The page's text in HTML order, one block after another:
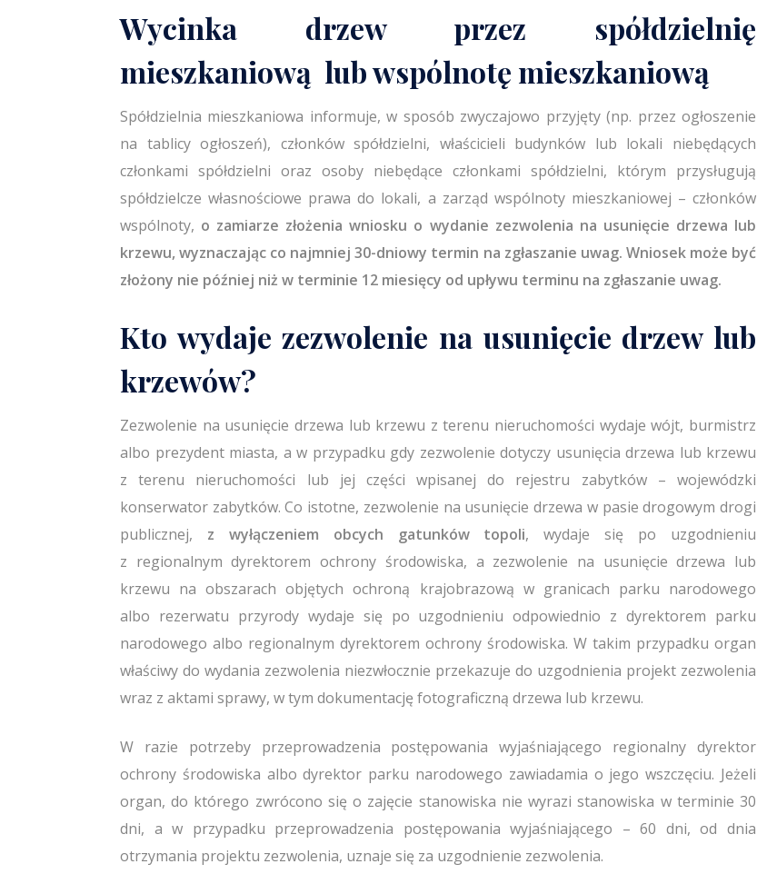
Wycinka drzew przez spółdzielnię
mieszkaniową lub wspólnotę mieszkaniową
Spółdzielnia mieszkaniowa informuje, w sposób zwyczajowo przyjęty (np. przez ogłoszenie
na tablicy ogłoszeń), członków spółdzielni, właścicieli budynków lub lokali niebędących
członkami spółdzielni oraz osoby niebędące członkami spółdzielni, którym przysługują
spółdzielcze własnościowe prawa do lokali, a zarząd wspólnoty mieszkaniowej – członków
wspólnoty, o zamiarze złożenia wniosku o wydanie zezwolenia na usunięcie drzewa lub
krzewu, wyznaczając co najmniej 30-dniowy termin na zgłaszanie uwag. Wniosek może być
złożony nie później niż w terminie 12 miesięcy od upływu terminu na zgłaszanie uwag.
Kto wydaje zezwolenie na usunięcie drzew lub
krzewów?
Zezwolenie na usunięcie drzewa lub krzewu z terenu nieruchomości wydaje wójt, burmistrz
albo prezydent miasta, a w przypadku gdy zezwolenie dotyczy usunięcia drzewa lub krzewu
z terenu nieruchomości lub jej części wpisanej do rejestru zabytków – wojewódzki
konserwator zabytków. Co istotne, zezwolenie na usunięcie drzewa w pasie drogowym drogi
publicznej, z wyłączeniem obcych gatunków topoli, wydaje się po uzgodnieniu
z regionalnym dyrektorem ochrony środowiska, a zezwolenie na usunięcie drzewa lub
krzewu na obszarach objętych ochroną krajobrazową w granicach parku narodowego
albo rezerwatu przyrody wydaje się po uzgodnieniu odpowiednio z dyrektorem parku
narodowego albo regionalnym dyrektorem ochrony środowiska. W takim przypadku organ
właściwy do wydania zezwolenia niezwłocznie przekazuje do uzgodnienia projekt zezwolenia
wraz z aktami sprawy, w tym dokumentację fotograficzną drzewa lub krzewu.
W razie potrzeby przeprowadzenia postępowania wyjaśniającego regionalny dyrektor
ochrony środowiska albo dyrektor parku narodowego zawiadamia o jego wszczęciu. Jeżeli
organ, do którego zwrócono się o zajęcie stanowiska nie wyrazi stanowiska w terminie 30
dni, a w przypadku przeprowadzenia postępowania wyjaśniającego – 60 dni, od dnia
otrzymania projektu zezwolenia, uznaje się za uzgodnienie zezwolenia.